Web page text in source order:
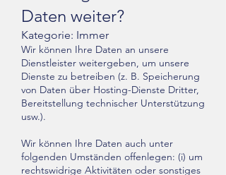
Daten weiter?
Kategorie: Immer
Wir können Ihre Daten an unsere
Dienstleister weitergeben, um unsere
Dienste zu betreiben (z. B. Speicherung
von Daten über Hosting-Dienste Dritter,
Bereitstellung technischer Unterstützung
usw.).
Wir können Ihre Daten auch unter
folgenden Umständen offenlegen: (i) um
rechtswidrige Aktivitäten oder sonstiges